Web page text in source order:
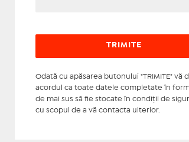
Odată cu apăsarea butonului "TRIMITE" vă
acordul ca toate datele completate în
de mai sus să fie stocate în condiţii de
cu scopul de a vă contacta ulterior.